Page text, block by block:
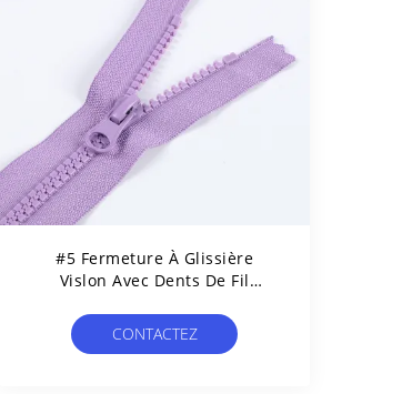
#5 Fermeture À Glissière
Vislon Avec Dents De Fil
Bagages Ou Poches
CONTACTEZ